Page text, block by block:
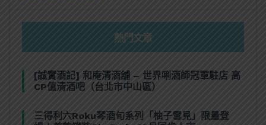
熱門文章
[誠實酒記] 和庵清酒舖 – 世界唎酒師冠軍駐店 高
CP值清酒吧（台北市中山區）
三得利六Roku琴酒旬系列「柚子雪見」限量登